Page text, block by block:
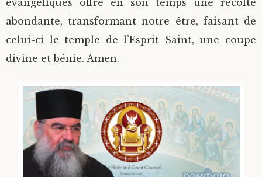
évangéliques offre en son temps une récolte
abondante, transformant notre être, faisant de
celui-ci le temple de l’Esprit Saint, une coupe
divine et bénie. Amen.